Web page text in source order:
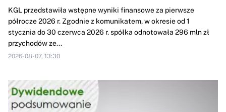
KGL przedstawiła wstępne wyniki finansowe za pierwsze
półrocze 2026 r. Zgodnie z komunikatem, w okresie od 1
stycznia do 30 czerwca 2026 r. spółka odnotowała 296 mln zł
przychodów ze...
2026-08-07, 13:30